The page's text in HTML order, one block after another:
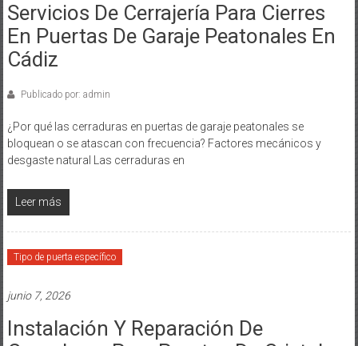
Servicios De Cerrajería Para Cierres
En Puertas De Garaje Peatonales En
Cádiz
Publicado por: admin
¿Por qué las cerraduras en puertas de garaje peatonales se
bloquean o se atascan con frecuencia? Factores mecánicos y
desgaste natural Las cerraduras en
Leer más
Tipo de puerta específico
junio 7, 2026
Instalación Y Reparación De